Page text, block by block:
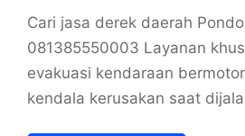
Cari jasa derek daerah
081385550003 Layanan
evakuasi kendaraan
kendala kerusakan saat